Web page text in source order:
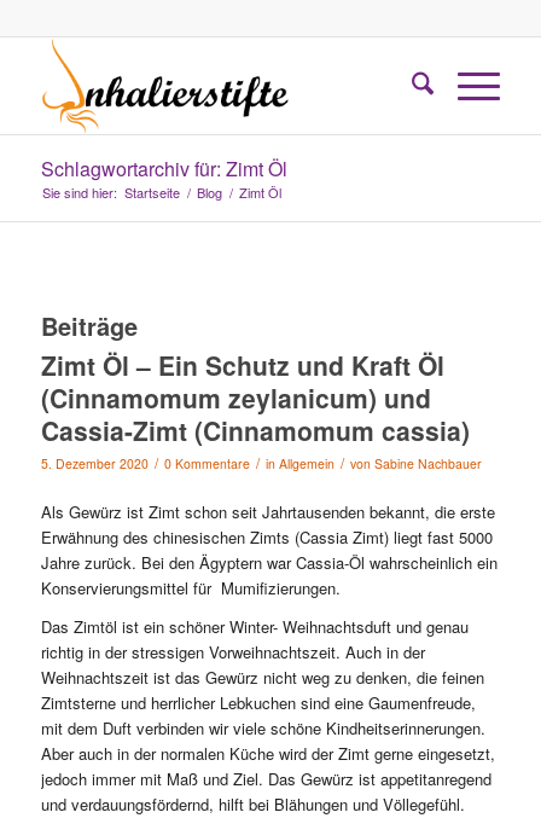
Schlagwortarchiv für: Zimt Öl
Sie sind hier: Startseite / Blog / Zimt Öl
Beiträge
Zimt Öl – Ein Schutz und Kraft Öl
(Cinnamomum zeylanicum) und
Cassia-Zimt (Cinnamomum cassia)
5. Dezember 2020 / 0 Kommentare / in Allgemein / von Sabine Nachbauer
Als Gewürz ist Zimt schon seit Jahrtausenden bekannt, die erste
Erwähnung des chinesischen Zimts (Cassia Zimt) liegt fast 5000
Jahre zurück. Bei den Ägyptern war Cassia-Öl wahrscheinlich ein
Konservierungsmittel für Mumifizierungen.
Das Zimtöl ist ein schöner Winter- Weihnachtsduft und genau
richtig in der stressigen Vorweihnachtszeit. Auch in der
Weihnachtszeit ist das Gewürz nicht weg zu denken, die feinen
Zimtsterne und herrlicher Lebkuchen sind eine Gaumenfreude,
mit dem Duft verbinden wir viele schöne Kindheitserinnerungen.
Aber auch in der normalen Küche wird der Zimt gerne eingesetzt,
jedoch immer mit Maß und Ziel. Das Gewürz ist appetitanregend
und verdauungsfördernd, hilft bei Blähungen und Völlegefühl.